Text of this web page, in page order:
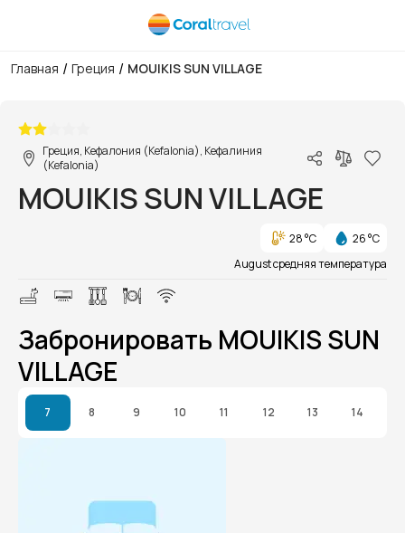
Главная / Греция / MOUIKIS SUN VILLAGE
Греция, Кефалония (Kefalonia), Кефалиния
(Kefalonia)
MOUIKIS SUN VILLAGE
28 °C
26 °C
August средняя температура
Забронировать MOUIKIS SUN
VILLAGE
7 8 9 10 11 12 13 14